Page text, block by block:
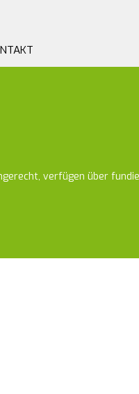
verfügen über